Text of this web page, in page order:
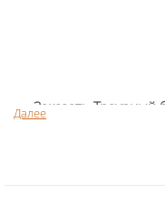
Заказать Траурный
широкую палитру чувств,
Далее